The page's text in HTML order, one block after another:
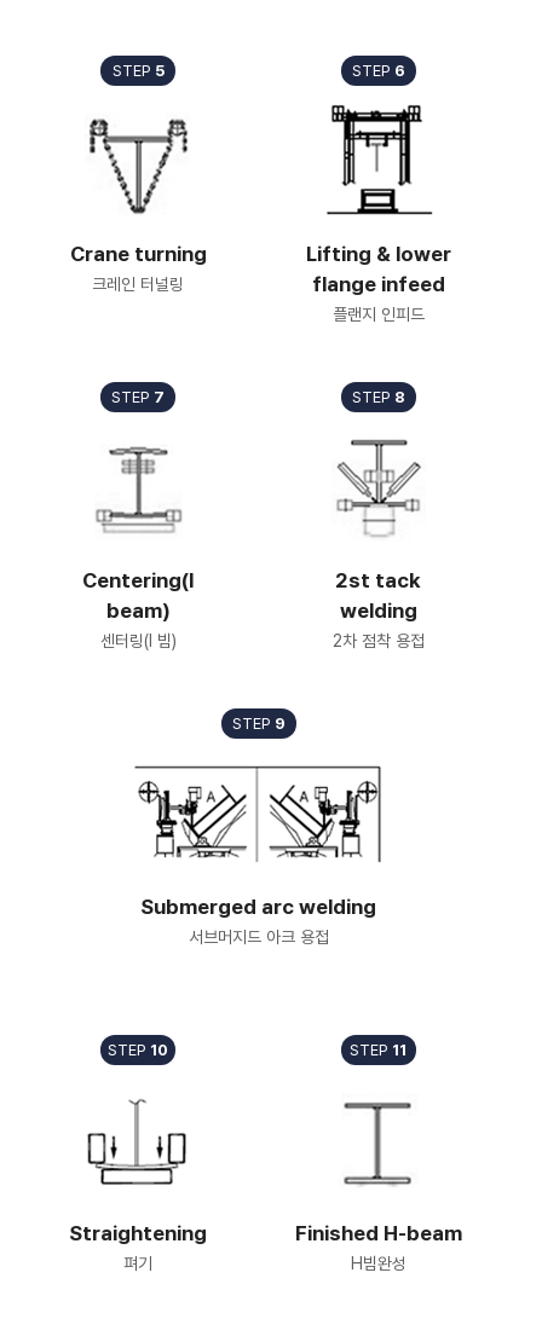
STEP 5
Crane turning
크레인 터널링
STEP 6
Lifting & lower
flange infeed
플랜지 인피드
STEP 7
Centering(I
beam)
센터링(I 빔)
STEP 8
2st tack
welding
2차 점착 용접
STEP 9
Submerged arc welding
서브머지드 아크 용접
STEP 10
Straightening
펴기
STEP 11
Finished H-beam
H빔완성